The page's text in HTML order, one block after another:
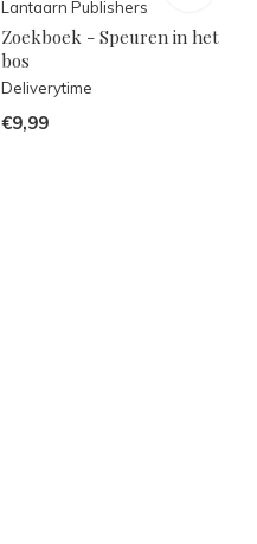
Lantaarn Publishers
Zoekboek - Speuren in het
bos
Deliverytime
€9,99